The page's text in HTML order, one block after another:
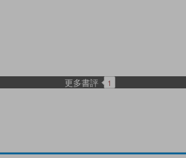
更多書評 1